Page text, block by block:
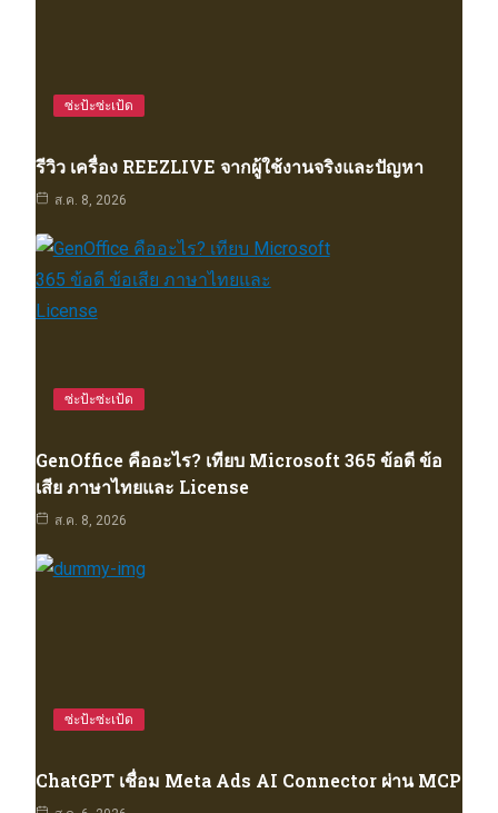
ซ่ะป้ะซ่ะเป้ด
รีวิว เครื่อง REEZLIVE จากผู้ใช้งานจริงและปัญหา
ส.ค. 8, 2026
ซ่ะป้ะซ่ะเป้ด
GenOffice คืออะไร? เทียบ Microsoft 365 ข้อดี ข้อ
เสีย ภาษาไทยและ License
ส.ค. 8, 2026
ซ่ะป้ะซ่ะเป้ด
ChatGPT เชื่อม Meta Ads AI Connector ผ่าน MCP